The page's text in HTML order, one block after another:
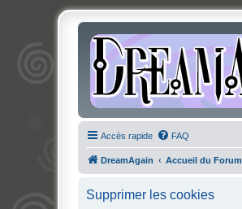
Accès rapide FAQ
DreamAgain Accueil du Forum
Supprimer les cookies